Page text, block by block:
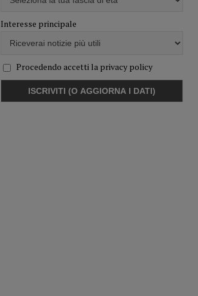
Interesse principale
Procedendo accetti la privacy policy